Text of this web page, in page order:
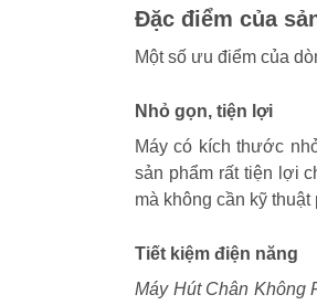
Đặc điểm của
Một số ưu điểm của
Nhỏ gọn, tiện lợi
Máy có kích thước
sản phẩm rất tiện lợi
mà không cần kỹ thuật
Tiết kiệm điện năng
Máy Hút Chân Không